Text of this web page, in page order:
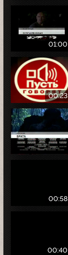
01:00
00:23
00:58
00:40